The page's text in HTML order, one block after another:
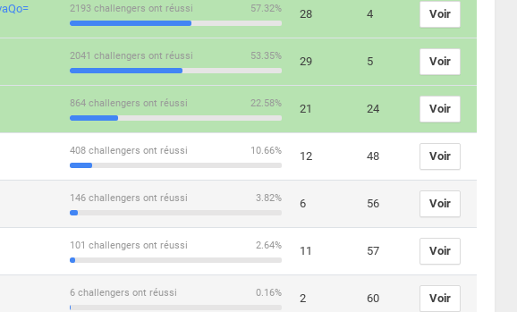
57.32%
2193 challengers ont réussi 28 4 Voir
53.35%
2041 challengers ont réussi 29 5 Voir
22.58%
864 challengers ont réussi 21 24 Voir
10.66%
408 challengers ont réussi 12 48 Voir
3.82%
146 challengers ont réussi 6 56 Voir
2.64%
101 challengers ont réussi 11 57 Voir
0.16%
6 challengers ont réussi 2 60 Voir